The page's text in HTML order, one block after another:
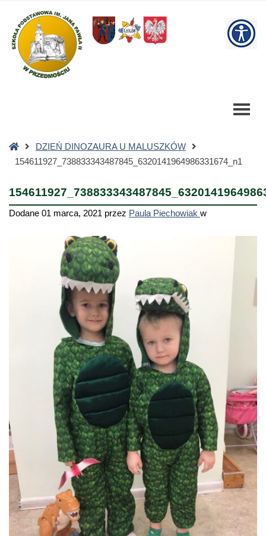
Szkoła
Podstawowa
Strona
główna
DZIEŃ DINOZAURA U MALUSZKÓW
154611927_738833343487845_6320141964986331674_n1
Dodane 01 marca, 2021 przez Paula Piechowiak w